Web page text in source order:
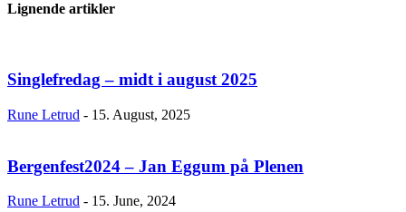
Lignende artikler
Singlefredag – midt i august 2025
Rune Letrud - 15. August, 2025
Bergenfest2024 – Jan Eggum på Plenen
Rune Letrud - 15. June, 2024